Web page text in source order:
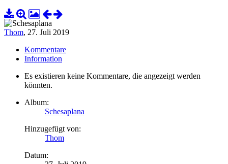
Thom, 27. Juli 2019
Kommentare
Information
Es existieren keine Kommentare, die angezeigt werden
könnten.
Album:
Schesaplana
Hinzugefügt von:
Thom
Datum: